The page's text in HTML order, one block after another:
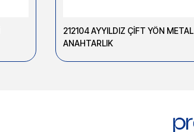
212104 AYYILDIZ ÇİFT YÖN METAL
ANAHTARLIK